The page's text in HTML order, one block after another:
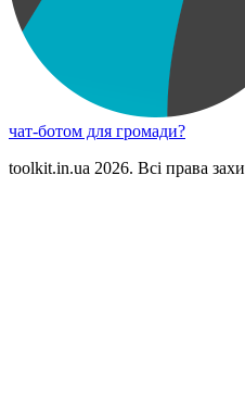
чат-ботом для громади?
toolkit.in.ua 2026. Всі права